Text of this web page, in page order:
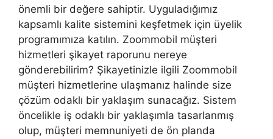
önemli bir değere sahiptir. Uyguladığımız
kapsamlı kalite sistemini keşfetmek için üyelik
programımıza katılın. Zoommobil müşteri
hizmetleri şikayet raporunu nereye
gönderebilirim? Şikayetinizle ilgili Zoommobil
müşteri hizmetlerine ulaşmanız halinde size
çözüm odaklı bir yaklaşım sunacağız. Sistem
öncelikle iş odaklı bir yaklaşımla tasarlanmış
olup, müşteri memnuniyeti de ön planda